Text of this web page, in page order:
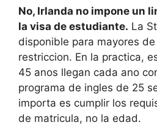
No, Irlanda no impone un
la visa de estudiante. La
disponible para mayores
restriccion. En la practica,
45 anos llegan cada ano
programa de ingles de 25
importa es cumplir los
de matricula, no la edad.